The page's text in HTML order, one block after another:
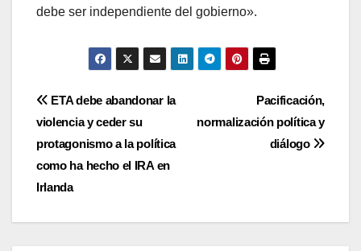
debe ser independiente del gobierno».
Navegación
de
entradas
Pacificación,
normalización polí­tica y
diálogo
ETA debe abandonar la
violencia y ceder su
protagonismo a la polí­tica
como ha hecho el IRA en
Irlanda